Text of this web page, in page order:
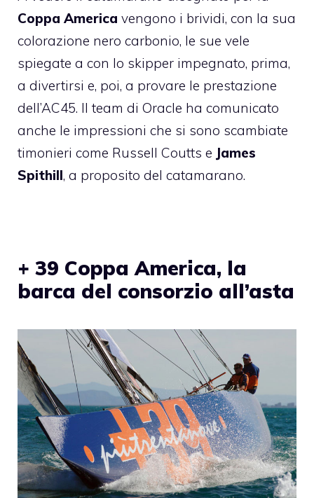
Coppa America vengono i brividi, con la sua
colorazione nero carbonio, le sue vele
spiegate a con lo skipper impegnato, prima,
a divertirsi e, poi, a provare le prestazione
dell’AC45. Il team di Oracle ha comunicato
anche le impressioni che si sono scambiate
timonieri come Russell Coutts e James
Spithill, a proposito del catamarano.
+ 39 Coppa America, la
barca del consorzio all’asta